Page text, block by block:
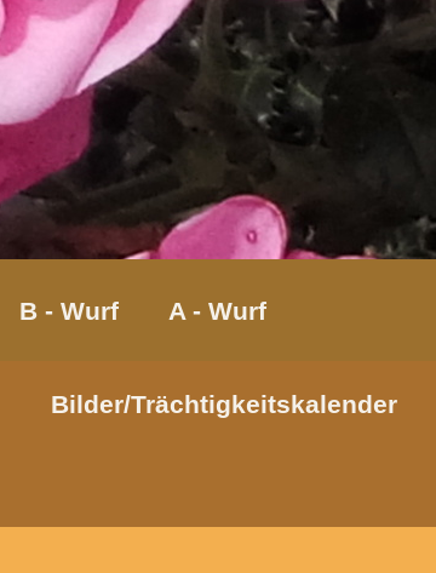
B - Wurf A - Wurf
Bilder/Trächtigkeitskalender